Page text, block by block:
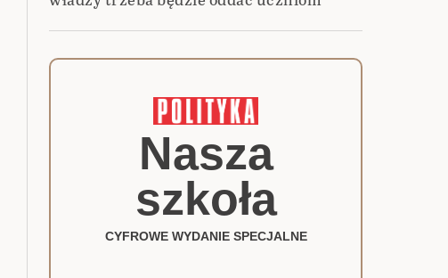
Nasza
szkoła
CYFROWE WYDANIE SPECJALNE